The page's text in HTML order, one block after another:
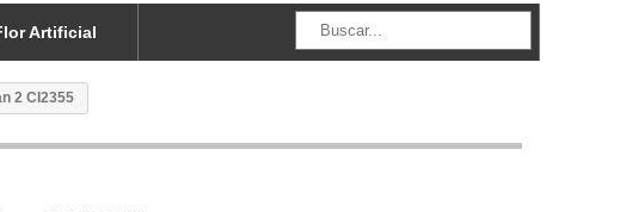
Artificial
2 CI2355